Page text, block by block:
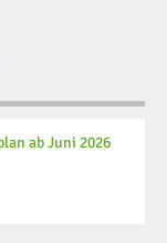
ab Juni 2026